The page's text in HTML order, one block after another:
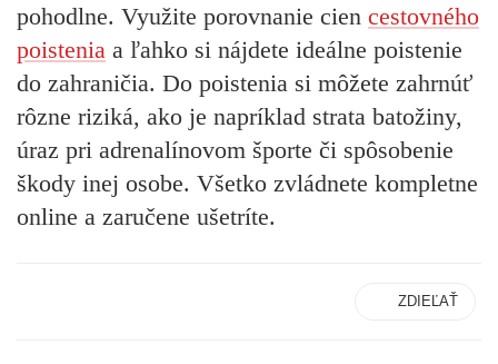
pohodlne. Využite porovnanie cien cestovného
poistenia a ľahko si nájdete ideálne poistenie
do zahraničia. Do poistenia si môžete zahrnúť
rôzne riziká, ako je napríklad strata batožiny,
úraz pri adrenalínovom športe či spôsobenie
škody inej osobe. Všetko zvládnete kompletne
online a zaručene ušetríte.
ZDIEĽAŤ